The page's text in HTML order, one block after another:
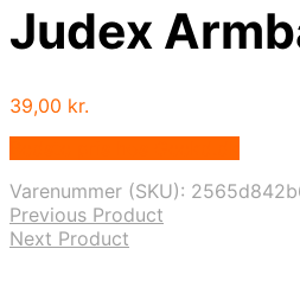
Judex
39,00 kr.
Varenummer (SKU):
Previous Product
Next Product